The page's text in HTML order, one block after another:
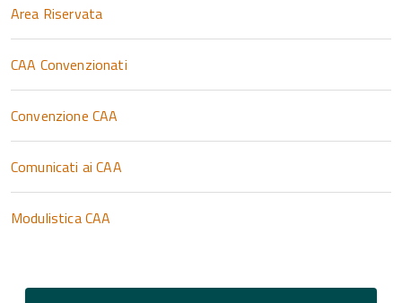
Area Riservata
CAA Convenzionati
Convenzione CAA
Comunicati ai CAA
Modulistica CAA